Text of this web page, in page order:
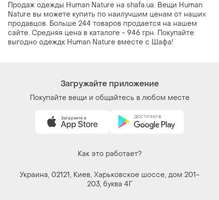
Продаж одежды Human Nature на shafa.ua. Вещи Human
Nature вы можете купить по наилучшим ценам от наших
продавцов. Больше 244 товаров продается на нашем
сайте. Средняя цена в каталоге - 946 грн. Покупайте
выгодно одеждк Human Nature вместе с Шафа!
Загружайте приложение
Покупайте вещи и общайтесь в любом месте
Как это работает?
Украина, 02121, Киев, Харьковское шоссе, дом 201-
203, буква 4Г